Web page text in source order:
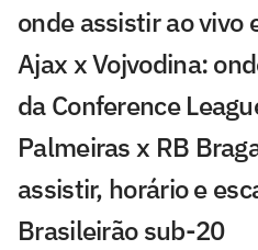
onde assistir ao vivo
Ajax x Vojvodina:
da Conference
Palmeiras x RB
assistir, horário e
Brasileirão sub-20